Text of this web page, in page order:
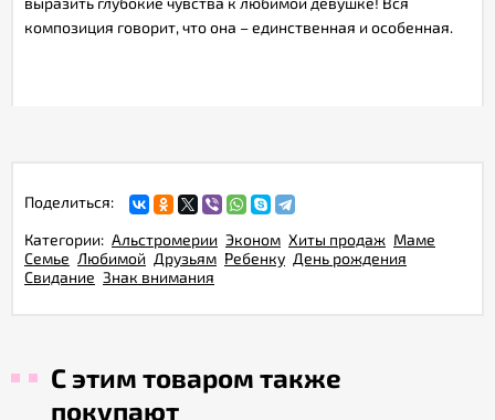
композиция говорит, что она – единственная и особенная.
Поделиться:
Категории: Альстромерии Эконом Хиты продаж Маме
Семье Любимой Друзьям Ребенку День рождения
Свидание Знак внимания
С этим товаром также
покупают